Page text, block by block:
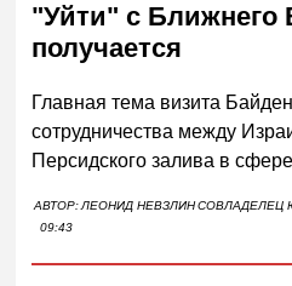
"Уйти" с Ближнего
получается
Главная тема визита
сотрудничества между
Персидского залива в
АВТОР:ЛЕОНИД НЕВЗЛИНСОВЛАДЕЛЕЦ
09:43